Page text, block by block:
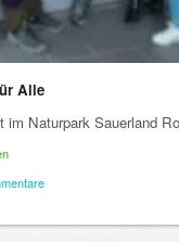
Alle
im Naturpark Sauerland